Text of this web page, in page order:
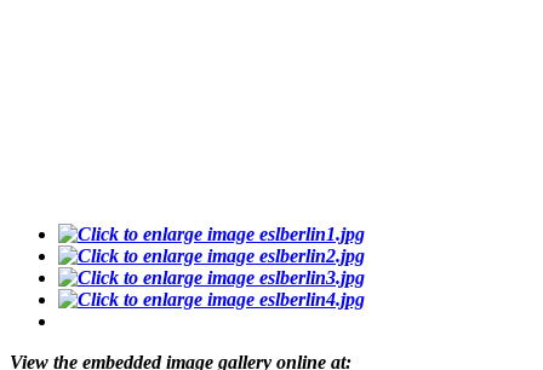
View the embedded image gallery online at: